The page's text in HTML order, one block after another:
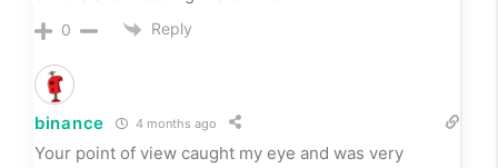
0 Reply
binance 4 months ago
Your point of view caught my eye and was very